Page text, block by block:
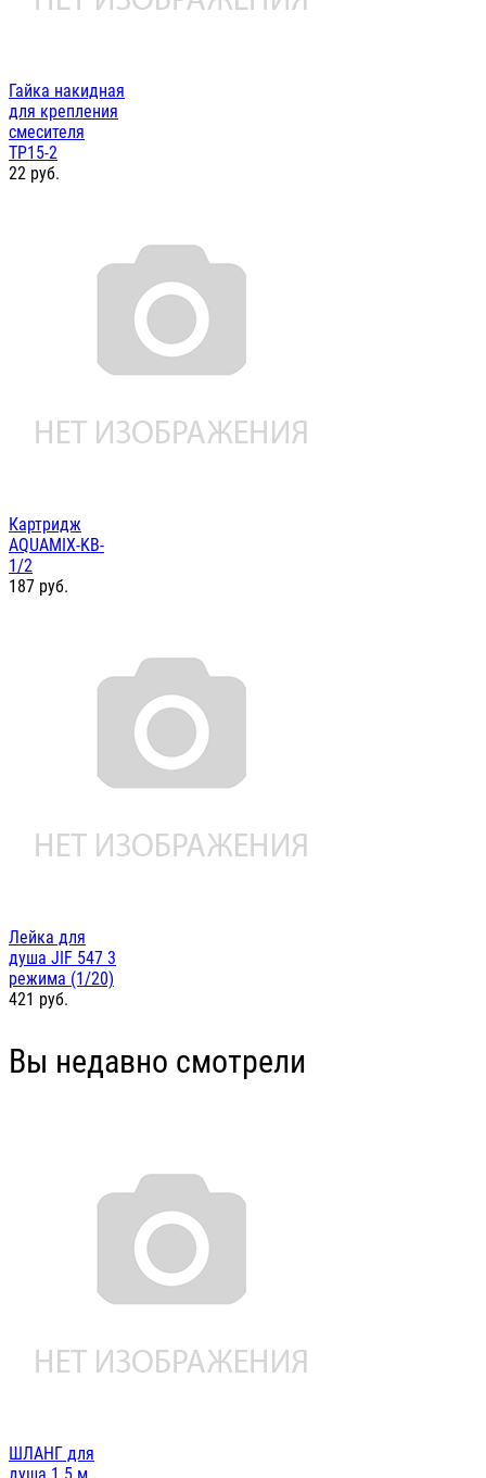
Гайка накидная
для крепления
смесителя
ТР15-2
22 руб.
Картридж
AQUAMIX-KB-
1/2
187 руб.
Лейка для
душа JIF 547 3
режима (1/20)
421 руб.
Вы недавно смотрели
ШЛАНГ для